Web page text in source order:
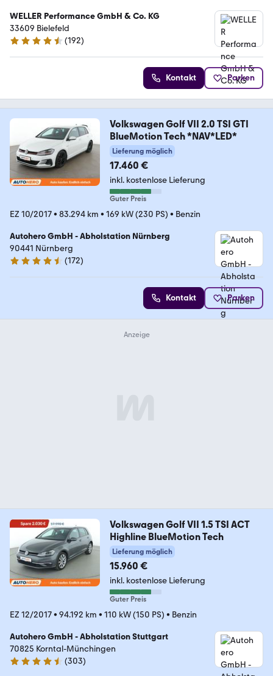
WELLER Performance GmbH & Co. KG
33609 Bielefeld
4.4 Sterne
(192)
Kontakt Parken
Volkswagen Golf VII 2.0 TSI GTI
BlueMotion Tech *NAV*LED*
Lieferung möglich
17.460 €
inkl. kostenlose Lieferung
Guter Preis
EZ 10/2017• 83.294 km • 169 kW (230 PS) • Benzin
Autohero GmbH - Abholstation Nürnberg
90441 Nürnberg
4.5 Sterne
(172)
Kontakt Parken
Volkswagen Golf VII 1.5 TSI ACT
Highline BlueMotion Tech
Lieferung möglich
15.960 €
inkl. kostenlose Lieferung
Guter Preis
EZ 12/2017• 94.192 km • 110 kW (150 PS) • Benzin
Autohero GmbH - Abholstation Stuttgart
70825 Korntal-Münchingen
4.4 Sterne
(303)